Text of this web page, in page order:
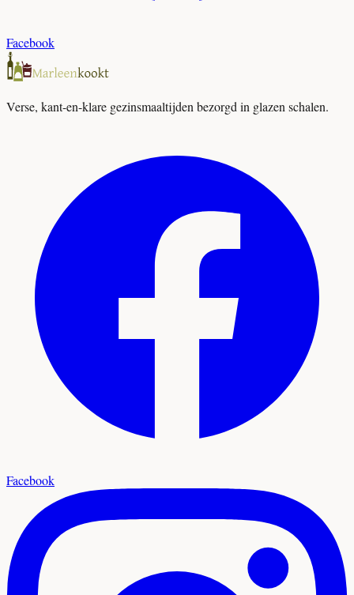
Facebook
Verse, kant-en-klare gezinsmaaltijden bezorgd in glazen schalen.
Facebook